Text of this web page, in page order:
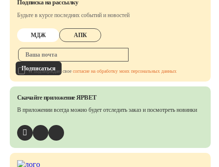
Подписка на рассылку
Будьте в курсе последних событий и новостей
МДЖ АПК
Подписаться
Я подтверждаю свое согласие на обработку моих персональных данных
Скачайте приложение ЯРВЕТ
В приложении всегда можно будет отследить заказ и посмотреть новинки